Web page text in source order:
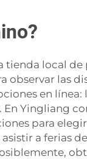
local de
observar las
en línea:
Yingliang
para
a ferias